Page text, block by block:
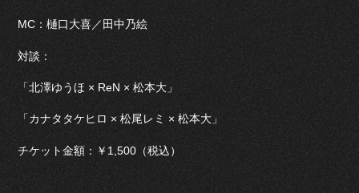
MC：樋口大喜／田中乃絵
対談：
「北澤ゆうほ × ReN × 松本大」
「カナタタケヒロ × 松尾レミ × 松本大」
チケット金額：￥1,500（税込）